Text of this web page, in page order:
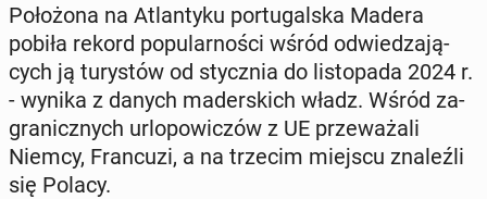
Po­ło­żo­na na Atlan­ty­ku por­tu­gal­ska Madera
pobiła rekord po­pu­lar­no­ści wśród od­wie­dza­ją­
cych ją tu­ry­stów od stycz­nia do li­sto­pa­da 2024 r.
- wynika z danych ma­der­skich władz. Wśród za­
gra­nicz­nych urlo­po­wi­czów z UE prze­wa­ża­li
Niemcy, Fran­cu­zi, a na trzecim miejscu zna­leź­li
się Polacy.